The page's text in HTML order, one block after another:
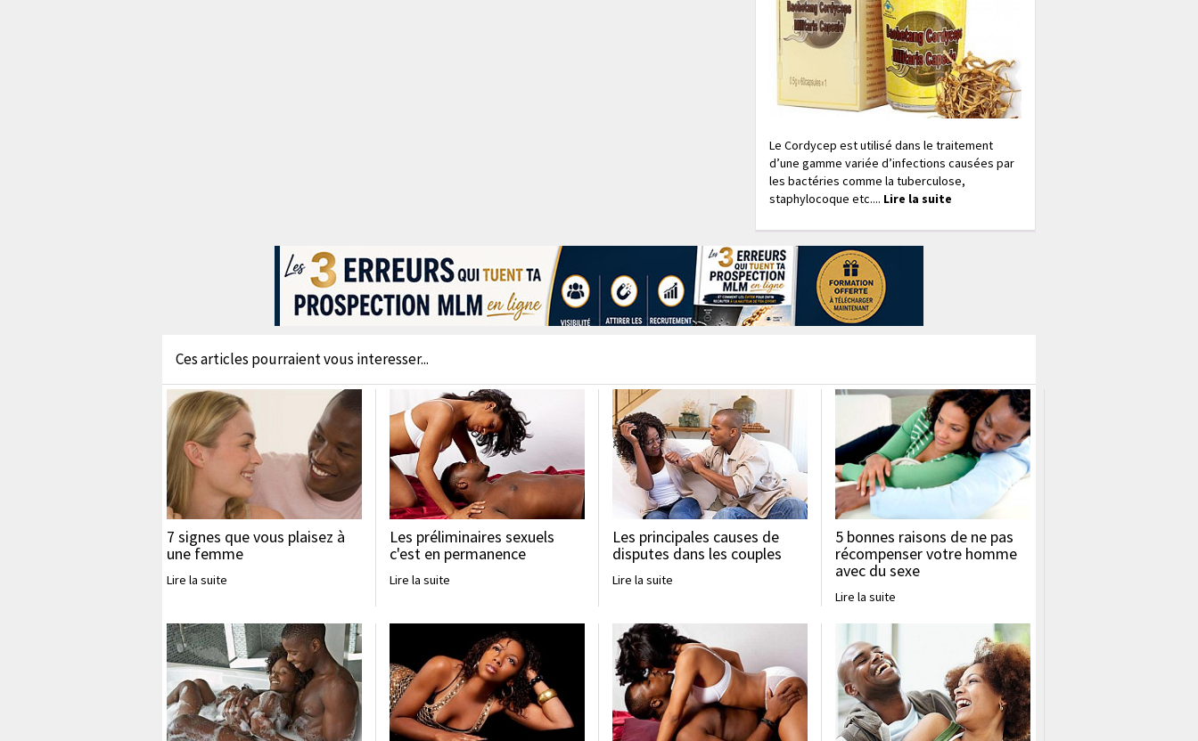
Le Cordycep est utilisé dans le traitement
d’une gamme variée d’infections causées par
les bactéries comme la tuberculose,
staphylocoque etc.... Lire la suite
Ces articles pourraient vous interesser...
7 signes que vous plaisez à
une femme
Lire la suite
Les préliminaires sexuels
c'est en permanence
Lire la suite
Les principales causes de
disputes dans les couples
Lire la suite
5 bonnes raisons de ne pas
récompenser votre homme
avec du sexe
Lire la suite